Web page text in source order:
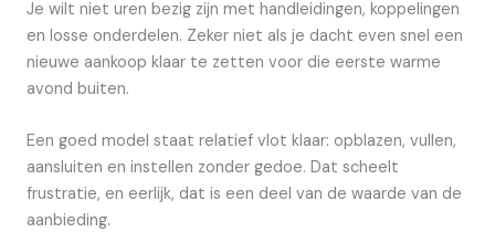
Je wilt niet uren bezig zijn met handleidingen, koppelingen
en losse onderdelen. Zeker niet als je dacht even snel een
nieuwe aankoop klaar te zetten voor die eerste warme
avond buiten.
Een goed model staat relatief vlot klaar: opblazen, vullen,
aansluiten en instellen zonder gedoe. Dat scheelt
frustratie, en eerlijk, dat is een deel van de waarde van de
aanbieding.